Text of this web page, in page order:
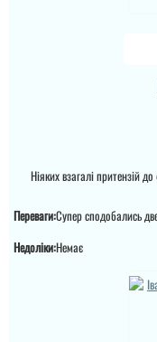
Ніяких взагалі притензій
Переваги:Супер сподобались
Недоліки:Немає